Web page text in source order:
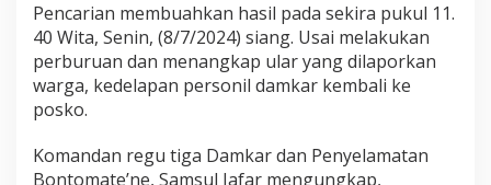
Pencarian membuahkan hasil pada sekira pukul 11.
40 Wita, Senin, (8/7/2024) siang. Usai melakukan
perburuan dan menangkap ular yang dilaporkan
warga, kedelapan personil damkar kembali ke
posko.
Komandan regu tiga Damkar dan Penyelamatan
Bontomate’ne, Samsul Jafar mengungkap,